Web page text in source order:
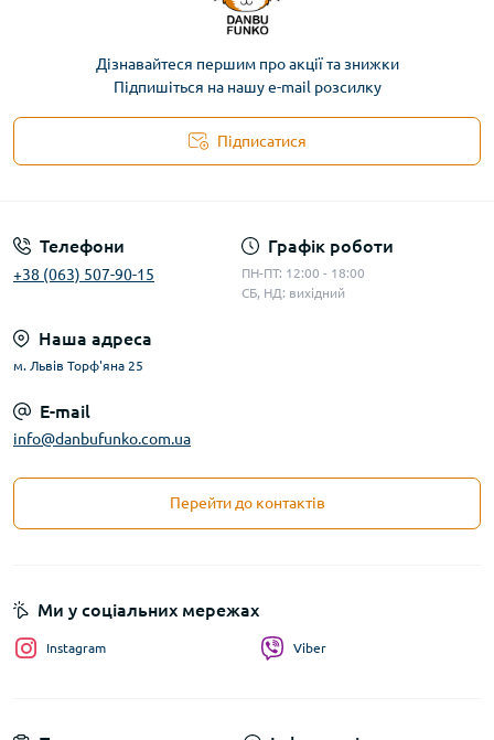
Дізнавайтеся першим про акції та знижки
Підпишіться на нашу e-mail розсилку
Підписатися
Телефони
+38 (063) 507-90-15
Графік роботи
ПН-ПТ: 12:00 - 18:00
СБ, НД: вихідний
Наша адреса
м. Львів Торф'яна 25
E-mail
info@danbufunko.com.ua
Перейти до контактів
Ми у соціальних мережах
Instagram Viber